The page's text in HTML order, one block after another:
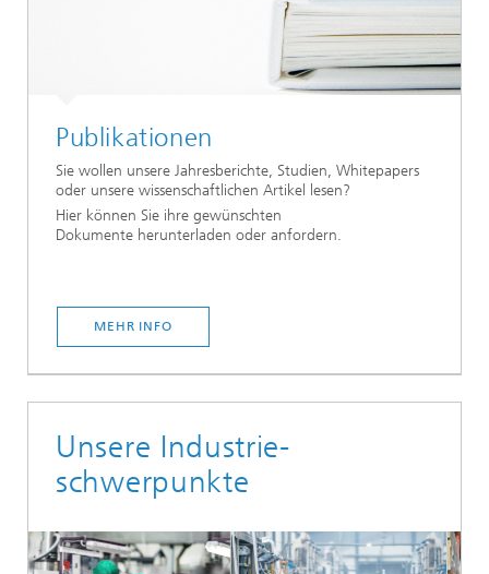
Publikationen
Sie wollen unsere Jahresberichte, Studien, Whitepapers
oder unsere wissenschaftlichen Artikel lesen?
Hier können Sie ihre gewünschten
Dokumente herunterladen oder anfordern.
MEHR INFO
Unsere Industrie-
schwerpunkte